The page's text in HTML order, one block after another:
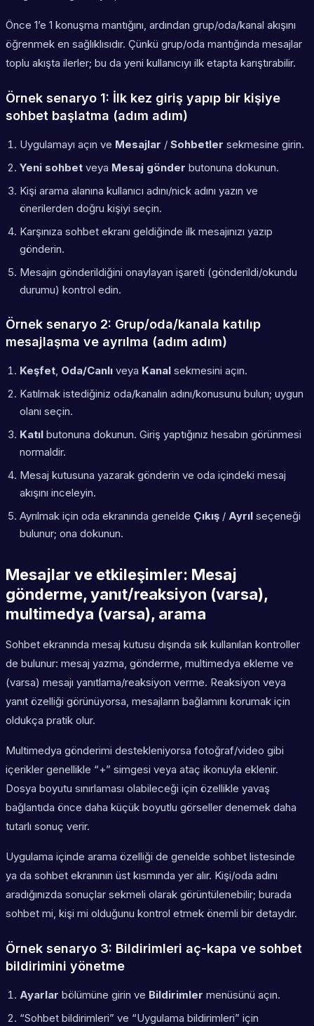
Önce 1’e 1 konuşma mantığını, ardından grup/oda/kanal akışını
öğrenmek en sağlıklısıdır. Çünkü grup/oda mantığında mesajlar
toplu akışta ilerler; bu da yeni kullanıcıyı ilk etapta karıştırabilir.
Örnek senaryo 1: İlk kez giriş yapıp bir kişiye
sohbet başlatma (adım adım)
Uygulamayı açın ve Mesajlar / Sohbetler sekmesine girin.
Yeni sohbet veya Mesaj gönder butonuna dokunun.
Kişi arama alanına kullanıcı adını/nick adını yazın ve
önerilerden doğru kişiyi seçin.
Karşınıza sohbet ekranı geldiğinde ilk mesajınızı yazıp
gönderin.
Mesajın gönderildiğini onaylayan işareti (gönderildi/okundu
durumu) kontrol edin.
Örnek senaryo 2: Grup/oda/kanala katılıp
mesajlaşma ve ayrılma (adım adım)
Keşfet, Oda/Canlı veya Kanal sekmesini açın.
Katılmak istediğiniz oda/kanalın adını/konusunu bulun; uygun
olanı seçin.
Katıl butonuna dokunun. Giriş yaptığınız hesabın görünmesi
normaldir.
Mesaj kutusuna yazarak gönderin ve oda içindeki mesaj
akışını inceleyin.
Ayrılmak için oda ekranında genelde Çıkış / Ayrıl seçeneği
bulunur; ona dokunun.
Mesajlar ve etkileşimler: Mesaj
gönderme, yanıt/reaksiyon (varsa),
multimedya (varsa), arama
Sohbet ekranında mesaj kutusu dışında sık kullanılan kontroller
de bulunur: mesaj yazma, gönderme, multimedya ekleme ve
(varsa) mesajı yanıtlama/reaksiyon verme. Reaksiyon veya
yanıt özelliği görünüyorsa, mesajların bağlamını korumak için
oldukça pratik olur.
Multimedya gönderimi destekleniyorsa fotoğraf/video gibi
içerikler genellikle “+” simgesi veya ataç ikonuyla eklenir.
Dosya boyutu sınırlaması olabileceği için özellikle yavaş
bağlantıda önce daha küçük boyutlu görseller denemek daha
tutarlı sonuç verir.
Uygulama içinde arama özelliği de genelde sohbet listesinde
ya da sohbet ekranının üst kısmında yer alır. Kişi/oda adını
aradığınızda sonuçlar sekmeli olarak görüntülenebilir; burada
sohbet mi, kişi mi olduğunu kontrol etmek önemli bir detaydır.
Örnek senaryo 3: Bildirimleri aç-kapa ve sohbet
bildirimini yönetme
Ayarlar bölümüne girin ve Bildirimler menüsünü açın.
“Sohbet bildirimleri” ve “Uygulama bildirimleri” için